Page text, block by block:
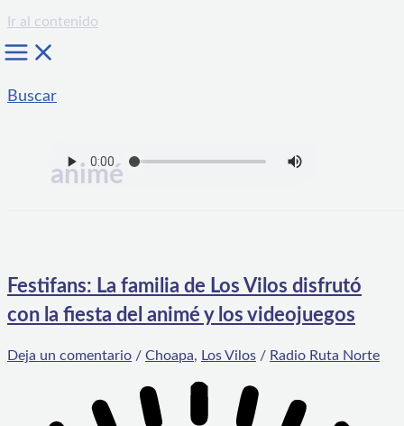
Ir al contenido
Buscar
animé
Festifans: La familia de Los Vilos disfrutó
con la fiesta del animé y los videojuegos
Deja un comentario / Choapa, Los Vilos / Radio Ruta Norte